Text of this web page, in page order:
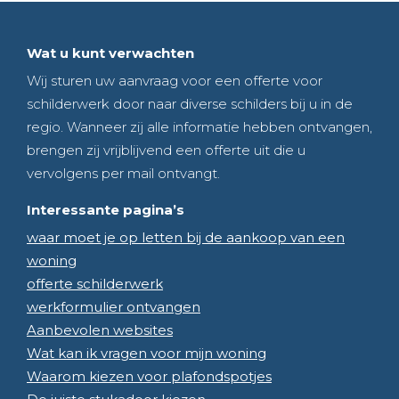
Wat u kunt verwachten
Wij sturen uw aanvraag voor een offerte voor
schilderwerk door naar diverse schilders bij u in de
regio. Wanneer zij alle informatie hebben ontvangen,
brengen zij vrijblijvend een offerte uit die u
vervolgens per mail ontvangt.
Interessante pagina’s
waar moet je op letten bij de aankoop van een
woning
offerte schilderwerk
werkformulier ontvangen
Aanbevolen websites
Wat kan ik vragen voor mijn woning
Waarom kiezen voor plafondspotjes